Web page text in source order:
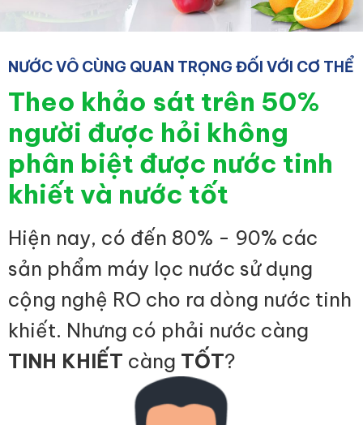
NƯỚC VÔ CÙNG QUAN TRỌNG ĐỐI VỚI CƠ THỂ
Theo khảo sát trên 50%
người được hỏi không
phân biệt được nước tinh
khiết và nước tốt
Hiện nay, có đến 80% - 90% các
sản phẩm máy lọc nước sử dụng
cộng nghệ RO cho ra dòng nước tinh
khiết. Nhưng có phải nước càng
TINH KHIẾT càng TỐT?